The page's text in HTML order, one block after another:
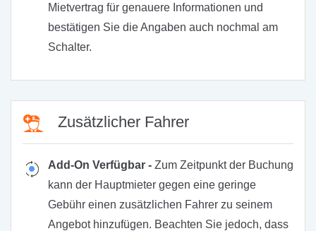
Mietvertrag für genauere Informationen und
bestätigen Sie die Angaben auch nochmal am
Schalter.
Zusätzlicher Fahrer
Add-On Verfügbar - Zum Zeitpunkt der Buchung
kann der Hauptmieter gegen eine geringe
Gebühr einen zusätzlichen Fahrer zu seinem
Angebot hinzufügen. Beachten Sie jedoch, dass